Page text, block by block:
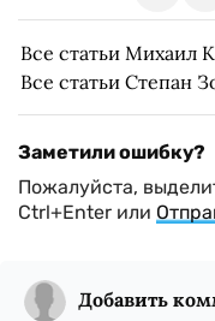
Все статьи Михаил
Все статьи Степан
Заметили ошибку?
Пожалуйста,
Ctrl+Enter или
Добавить